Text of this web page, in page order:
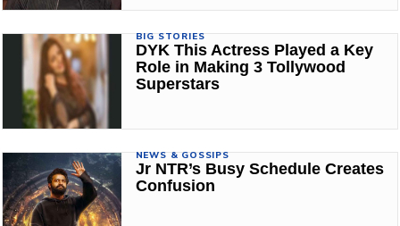
BIG STORIES
DYK This Actress Played a Key
Role in Making 3 Tollywood
Superstars
NEWS & GOSSIPS
Jr NTR’s Busy Schedule Creates
Confusion